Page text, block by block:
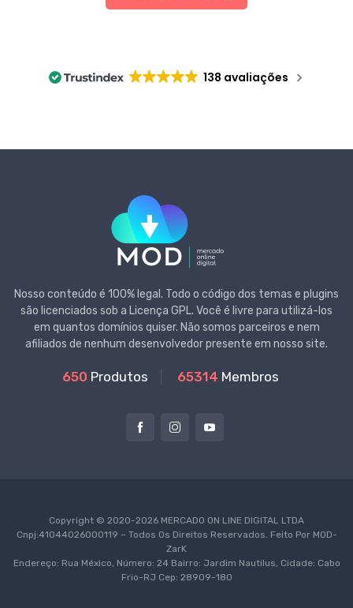
138 avaliações
Nosso conteúdo é 100% legal. Todo o código dos temas e plugins
são licenciados sob a Licença GPL. Você é livre para utilizá-los
em quantos domínios quiser. Não somos parceiros e nem
afiliados de nenhum desenvolvedor presente em nosso site.
650 Produtos 65314 Membros
Copyright © 2020-2026 MERCADO ON LINE DIGITAL LTDA
Cnpj:41044026000119 – Todos Os Direitos Reservados. Feito Por MOD-
ZarK
Endereço: Rua México, Número: 24 Bairro: Jardim Nautilus, Cidade: Cabo
Frio-RJ Cep: 28909-180